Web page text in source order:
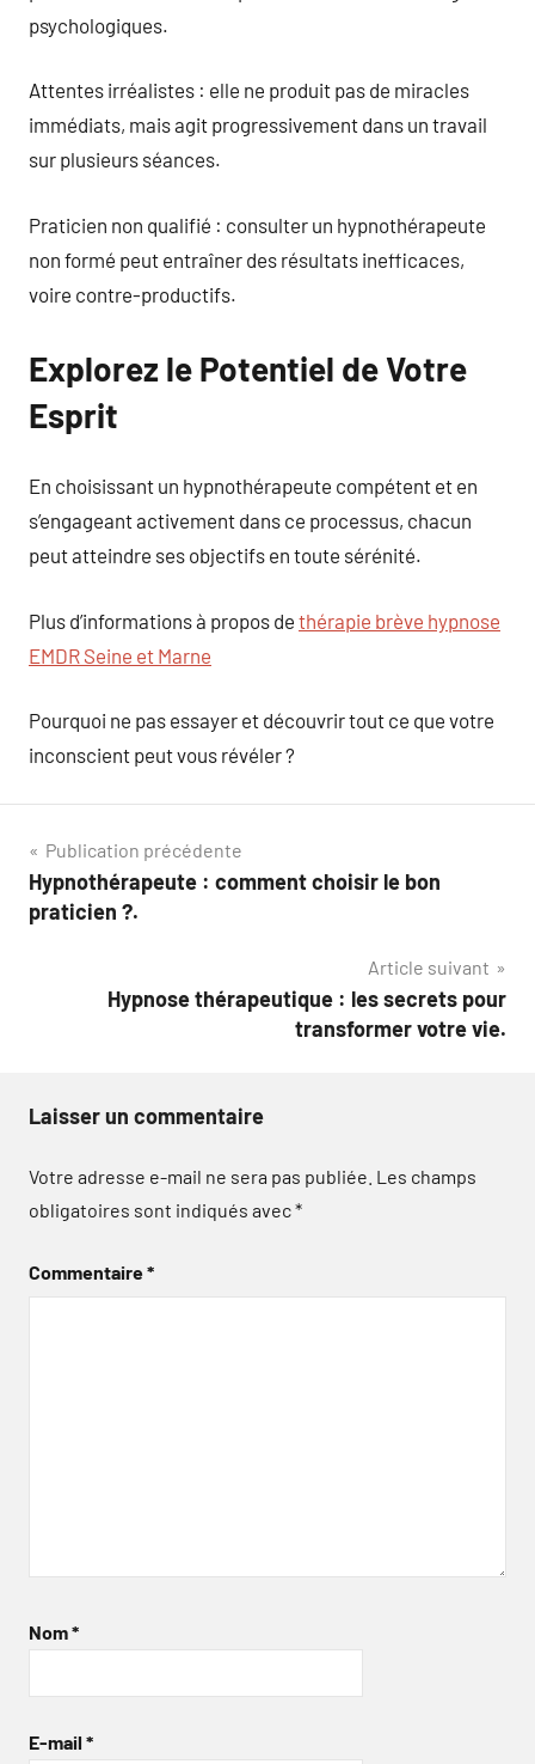
psychologiques.
Attentes irréalistes : elle ne produit pas de miracles
immédiats, mais agit progressivement dans un travail
sur plusieurs séances.
Praticien non qualifié : consulter un hypnothérapeute
non formé peut entraîner des résultats inefficaces,
voire contre-productifs.
Explorez le Potentiel de Votre
Esprit
En choisissant un hypnothérapeute compétent et en
s’engageant activement dans ce processus, chacun
peut atteindre ses objectifs en toute sérénité.
Plus d’informations à propos de thérapie brève hypnose
EMDR Seine et Marne
Pourquoi ne pas essayer et découvrir tout ce que votre
inconscient peut vous révéler ?
Navigation
de
Publication précédente
Hypnothérapeute : comment choisir le bon
praticien ?.
Article suivant
Hypnose thérapeutique : les secrets pour
transformer votre vie.
Laisser un commentaire
Votre adresse e-mail ne sera pas publiée. Les champs
obligatoires sont indiqués avec*
Commentaire*
Nom*
E-mail *